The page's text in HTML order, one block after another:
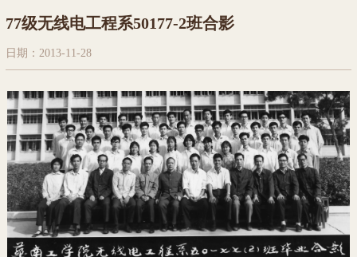
77级无线电工程系50177-2班合影
日期：2013-11-28